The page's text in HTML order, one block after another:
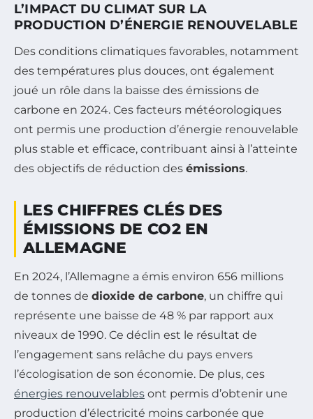
L’IMPACT DU CLIMAT SUR LA
PRODUCTION D’ÉNERGIE RENOUVELABLE
Des conditions climatiques favorables, notamment
des températures plus douces, ont également
joué un rôle dans la baisse des émissions de
carbone en 2024. Ces facteurs météorologiques
ont permis une production d’énergie renouvelable
plus stable et efficace, contribuant ainsi à l’atteinte
des objectifs de réduction des émissions.
LES CHIFFRES CLÉS DES
ÉMISSIONS DE CO2 EN
ALLEMAGNE
En 2024, l’Allemagne a émis environ 656 millions
de tonnes de dioxide de carbone, un chiffre qui
représente une baisse de 48 % par rapport aux
niveaux de 1990. Ce déclin est le résultat de
l’engagement sans relâche du pays envers
l’écologisation de son économie. De plus, ces
énergies renouvelables ont permis d’obtenir une
production d’électricité moins carbonée que